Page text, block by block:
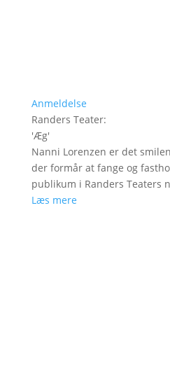
Anmeldelse
Randers Teater:
'Æg'
Nanni Lorenzen er det
der formår at fange og
publikum i Randers Teaters
Læs mere